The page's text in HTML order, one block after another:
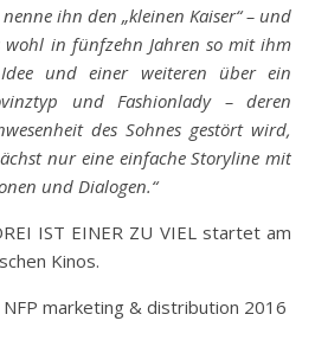
ihn den „kleinen Kaiser“ – und
in fünfzehn Jahren so mit ihm
und einer weiteren über ein
und Fashionlady – deren
des Sohnes gestört wird,
nur eine einfache Storyline mit
und Dialogen.“
IST EINER ZU VIEL startet am
Kinos.
marketing & distribution 2016